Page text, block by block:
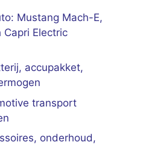
Mustang Mach-E,
Capri Electric
accupakket,
transport
onderhoud,